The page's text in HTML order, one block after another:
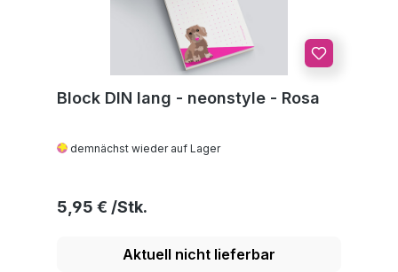
Block DIN lang - neonstyle - Rosa
demnächst wieder auf Lager
Regulärer Preis:
5,95 €
Aktuell nicht lieferbar